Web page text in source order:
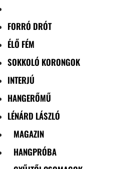
FORRÓ DRÓT
ÉLŐ FÉM
SOKKOLÓ KORONGOK
INTERJÚ
HANGERŐMŰ
LÉNÁRD LÁSZLÓ
MAGAZIN
HANGPRÓBA